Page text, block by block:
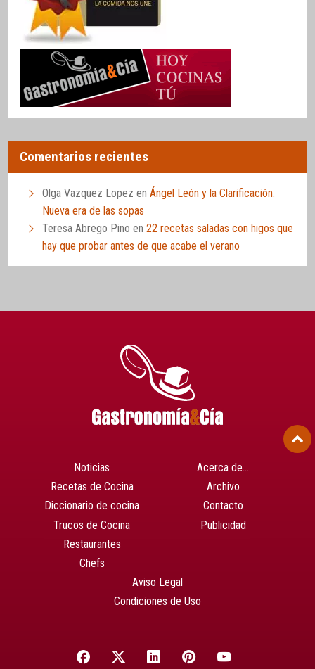
Comentarios recientes
Olga Vazquez Lopez en Ángel León y la Clarificación:
Nueva era de las sopas
Teresa Abrego Pino en 22 recetas saladas con higos que
hay que probar antes de que acabe el verano
Noticias
Recetas de Cocina
Diccionario de cocina
Trucos de Cocina
Restaurantes
Chefs
Acerca de…
Archivo
Contacto
Publicidad
Aviso Legal
Condiciones de Uso